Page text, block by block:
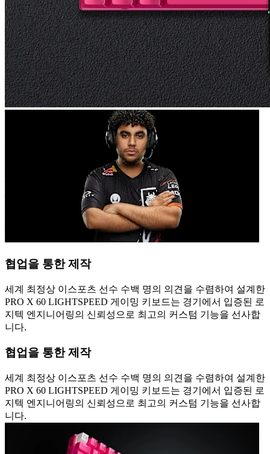
협업을 통한 제작
세계 최정상 이스포츠 선수 수백 명의 의견을 수렴하여 설계한
PRO X 60 LIGHTSPEED 게이밍 키보드는 경기에서 입증된 로
지텍 엔지니어링의 신뢰성으로 최고의 커스텀 기능을 선사합
니다.
협업을 통한 제작
세계 최정상 이스포츠 선수 수백 명의 의견을 수렴하여 설계한
PRO X 60 LIGHTSPEED 게이밍 키보드는 경기에서 입증된 로
지텍 엔지니어링의 신뢰성으로 최고의 커스텀 기능을 선사합
니다.